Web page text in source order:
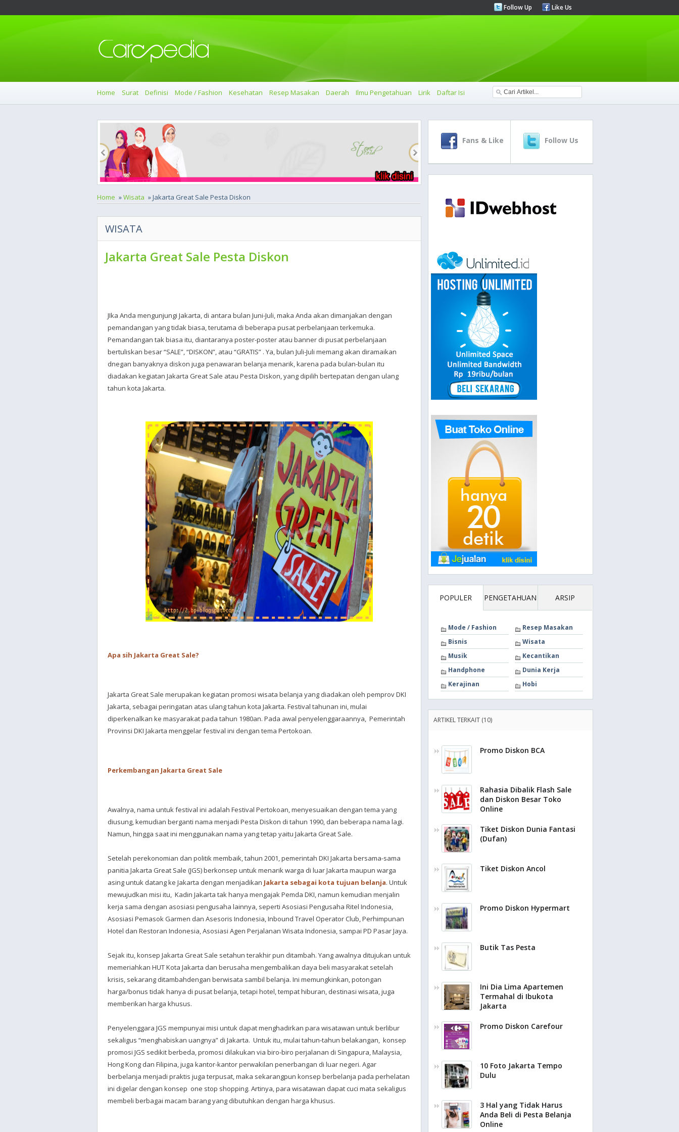
Follow Up Like Us
Home Surat Definisi Mode / Fashion Kesehatan Resep Masakan Daerah Ilmu Pengetahuan Lirik Daftar Isi
Home »Wisata » Jakarta Great Sale Pesta Diskon
WISATA
Jakarta Great Sale Pesta Diskon
JIka Anda mengunjungi Jakarta, di antara bulan Juni-Juli, maka Anda akan dimanjakan dengan
pemandangan yang tidak biasa, terutama di beberapa pusat perbelanjaan terkemuka.
Pemandangan tak biasa itu, diantaranya poster-poster atau banner di pusat perbelanjaan
bertuliskan besar “SALE”, “DISKON”, atau “GRATIS” . Ya, bulan Juli-Juli memang akan diramaikan
dnegan banyaknya diskon juga penawaran belanja menarik, karena pada bulan-bulan itu
diadakan kegiatan Jakarta Great Sale atau Pesta Diskon, yang dipilih bertepatan dengan ulang
tahun kota Jakarta.
Apa sih Jakarta Great Sale?
Jakarta Great Sale merupakan kegiatan promosi wisata belanja yang diadakan oleh pemprov DKI
Jakarta, sebagai peringatan atas ulang tahun kota Jakarta. Festival tahunan ini, mulai
diperkenalkan ke masyarakat pada tahun 1980an. Pada awal penyelenggaraannya, Pemerintah
Provinsi DKI Jakarta menggelar festival ini dengan tema Pertokoan.
Perkembangan Jakarta Great Sale
Awalnya, nama untuk festival ini adalah Festival Pertokoan, menyesuaikan dengan tema yang
diusung, kemudian berganti nama menjadi Pesta Diskon di tahun 1990, dan beberapa nama lagi.
Namun, hingga saat ini menggunakan nama yang tetap yaitu Jakarta Great Sale.
Setelah perekonomian dan politik membaik, tahun 2001, pemerintah DKI Jakarta bersama-sama
panitia Jakarta Great Sale (JGS) berkonsep untuk menarik warga di luar Jakarta maupun warga
asing untuk datang ke Jakarta dengan menjadikan Jakarta sebagai kota tujuan belanja. Untuk
mewujudkan misi itu, Kadin Jakarta tak hanya mengajak Pemda DKI, namun kemudian menjalin
kerja sama dengan asosiasi pengusaha lainnya, seperti Asosiasi Pengusaha Ritel Indonesia,
Asosiasi Pemasok Garmen dan Asesoris Indonesia, Inbound Travel Operator Club, Perhimpunan
Hotel dan Restoran Indonesia, Asosiasi Agen Perjalanan Wisata Indonesia, sampai PD Pasar Jaya.
Sejak itu, konsep Jakarta Great Sale setahun terakhir pun ditambah. Yang awalnya ditujukan untuk
memeriahkan HUT Kota Jakarta dan berusaha mengembalikan daya beli masyarakat setelah
krisis, sekarang ditambahdengan berwisata sambil belanja. Ini memungkinkan, potongan
harga/bonus tidak hanya di pusat belanja, tetapi hotel, tempat hiburan, destinasi wisata, juga
memberikan harga khusus.
Penyelenggara JGS mempunyai misi untuk dapat menghadirkan para wisatawan untuk berlibur
sekaligus “menghabiskan uangnya” di Jakarta. Untuk itu, mulai tahun-tahun belakangan, konsep
promosi JGS sedikit berbeda, promosi dilakukan via biro-biro perjalanan di Singapura, Malaysia,
Hong Kong dan Filipina, juga kantor-kantor perwakilan penerbangan di luar negeri. Agar
berbelanja menjadi praktis juga terpusat, maka sekarangpun konsep berbelanja pada perhelatan
ini digelar dengan konsep one stop shopping. Artinya, para wisatawan dapat cuci mata sekaligus
membeli berbagai macam barang yang dibutuhkan dengan harga khusus.
Fans & Like Follow Us
POPULER PENGETAHUAN ARSIP
Mode / Fashion
Resep Masakan
Bisnis
Wisata
Musik
Kecantikan
Handphone
Dunia Kerja
Kerajinan
Hobi
ARTIKEL TERKAIT (10)
Promo Diskon BCA
Rahasia Dibalik Flash Sale
dan Diskon Besar Toko
Online
Tiket Diskon Dunia Fantasi
(Dufan)
Tiket Diskon Ancol
Promo Diskon Hypermart
Butik Tas Pesta
Ini Dia Lima Apartemen
Termahal di Ibukota
Jakarta
Promo Diskon Carefour
10 Foto Jakarta Tempo
Dulu
3 Hal yang Tidak Harus
Anda Beli di Pesta Belanja
Online